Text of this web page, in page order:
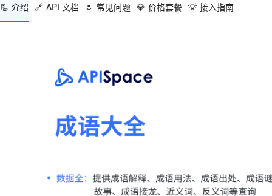
📃 介绍 🔗 API 文档 🌷 常见问题 💎 价格套餐 💡 接入指南